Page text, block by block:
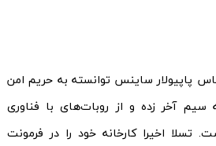
پاپیولار ساینس توانسته به حریم امن
سیم آخر زده و از روبات‌های با فناوری
تسلا اخیرا کارخانه خود را در فرمونت